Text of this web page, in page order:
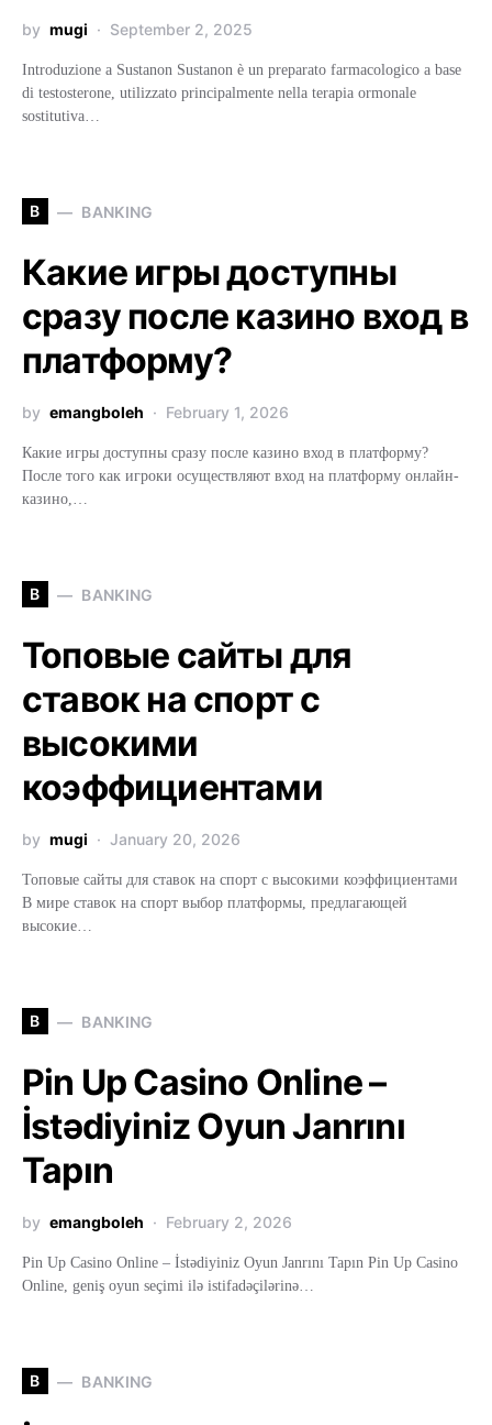
by mugi September 2, 2025
Introduzione a Sustanon Sustanon è un preparato farmacologico a base
di testosterone, utilizzato principalmente nella terapia ormonale
sostitutiva…
B BANKING
Какие игры доступны
сразу после казино вход в
платформу?
by emangboleh February 1, 2026
Какие игры доступны сразу после казино вход в платформу?
После того как игроки осуществляют вход на платформу онлайн-
казино,…
B BANKING
Топовые сайты для
ставок на спорт с
высокими
коэффициентами
by mugi January 20, 2026
Топовые сайты для ставок на спорт с высокими коэффициентами
В мире ставок на спорт выбор платформы, предлагающей
высокие…
B BANKING
Pin Up Casino Online –
İstədiyiniz Oyun Janrını
Tapın
by emangboleh February 2, 2026
Pin Up Casino Online – İstədiyiniz Oyun Janrını Tapın Pin Up Casino
Online, geniş oyun seçimi ilə istifadəçilərinə…
B BANKING